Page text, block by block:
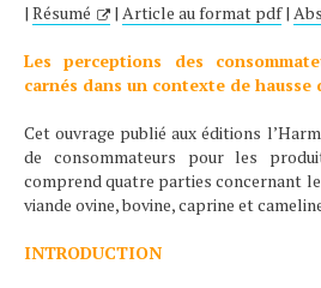
| Résumé | Article au format pdf|
Les perceptions des
carnés dans un contexte de hausse
Cet ouvrage publié aux éditions
de consommateurs pour les
comprend quatre parties concernant
viande ovine, bovine, caprine et
INTRODUCTION